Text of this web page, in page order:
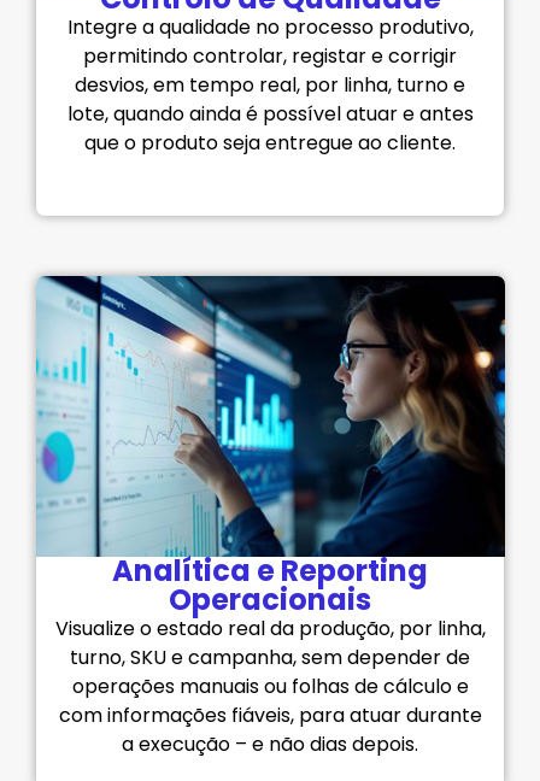
Integre a qualidade no processo produtivo,
permitindo controlar, registar e corrigir
desvios, em tempo real, por linha, turno e
lote, quando ainda é possível atuar e antes
que o produto seja entregue ao cliente.
Analítica e Reporting
Operacionais
Visualize o estado real da produção, por linha,
turno, SKU e campanha, sem depender de
operações manuais ou folhas de cálculo e
com informações fiáveis, para atuar durante
a execução – e não dias depois.